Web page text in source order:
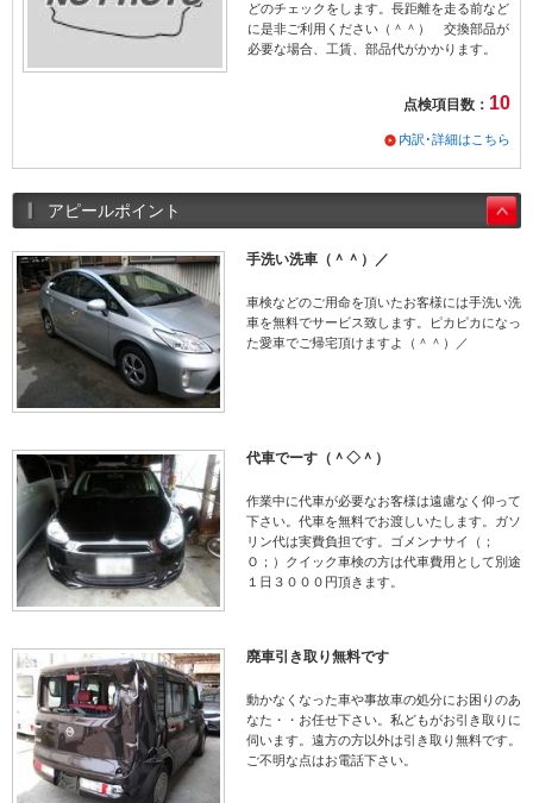
どのチェックをします。長距離を走る前など
に是非ご利用ください（＾＾） 交換部品が
必要な場合、工賃、部品代がかかります。
点検項目数： 10
内訳･詳細はこちら
アピールポイント
手洗い洗車（＾＾）／
車検などのご用命を頂いたお客様には手洗い洗
車を無料でサービス致します。ピカピカになっ
た愛車でご帰宅頂けますよ（＾＾）／
代車でーす（＾◇＾）
作業中に代車が必要なお客様は遠慮なく仰って
下さい。代車を無料でお渡しいたします。ガソ
リン代は実費負担です。ゴメンナサイ（；
Ｏ；）クイック車検の方は代車費用として別途
１日３０００円頂きます。
廃車引き取り無料です
動かなくなった車や事故車の処分にお困りのあ
なた・・お任せ下さい。私どもがお引き取りに
伺います。遠方の方以外は引き取り無料です。
ご不明な点はお電話下さい。